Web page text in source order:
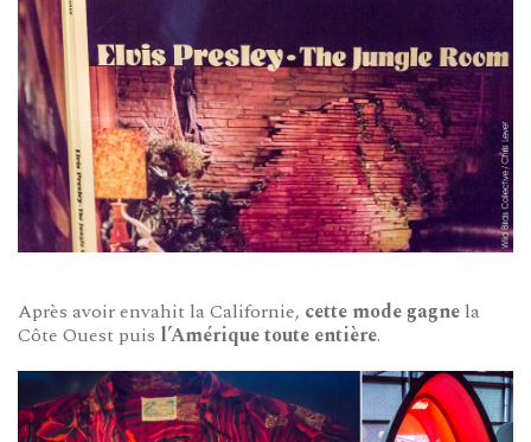
Après avoir envahit la Californie, cette mode gagne la
Côte Ouest puis l’Amérique toute entière.